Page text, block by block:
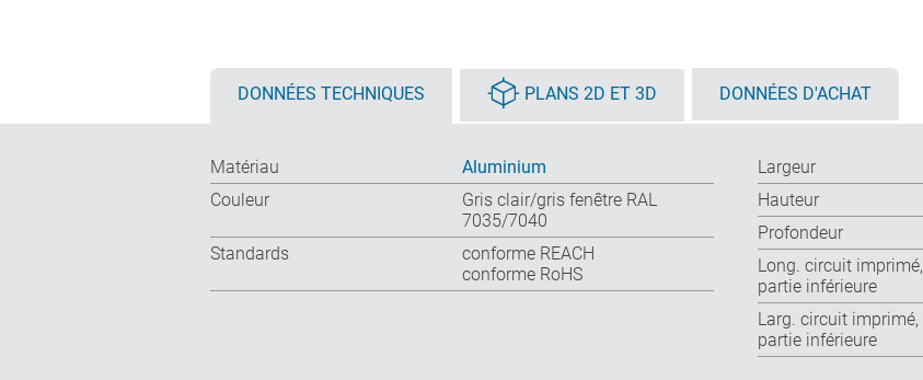
DONNÉES TECHNIQUES PLANS 2D ET 3D DONNÉES D'ACHAT
Matériau
Aluminium
Couleur
Gris clair/gris fenêtre RAL
7035/7040
Standards
conforme REACH
conforme RoHS
Largeur
Hauteur
Profondeur
Long. circuit imprimé,
partie inférieure
Larg. circuit imprimé,
partie inférieure